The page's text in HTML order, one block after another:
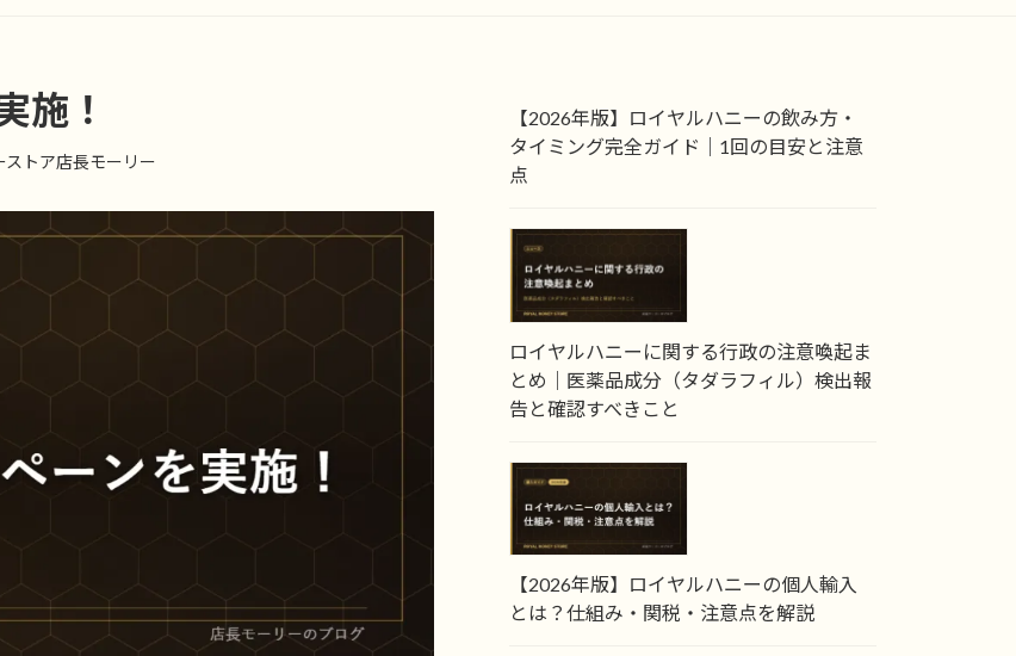
施！
ストア店長モーリー
【2026年版】ロイヤルハニーの飲み方・
タイミング完全ガイド｜1回の目安と注意
点
ロイヤルハニーに関する行政の注意喚起ま
とめ｜医薬品成分（タダラフィル）検出報
告と確認すべきこと
【2026年版】ロイヤルハニーの個人輸入
とは？仕組み・関税・注意点を解説